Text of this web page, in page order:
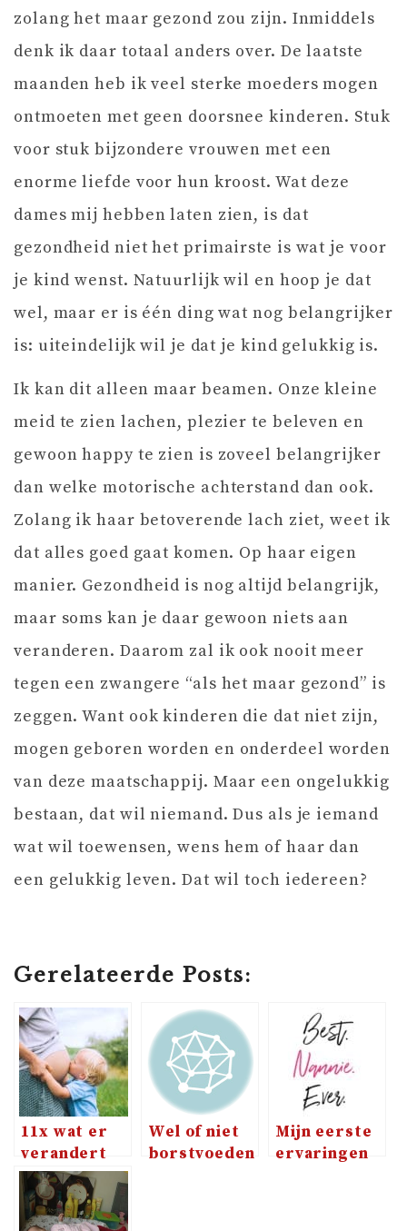
zolang het maar gezond zou zijn. Inmiddels
denk ik daar totaal anders over. De laatste
maanden heb ik veel sterke moeders mogen
ontmoeten met geen doorsnee kinderen. Stuk
voor stuk bijzondere vrouwen met een
enorme liefde voor hun kroost. Wat deze
dames mij hebben laten zien, is dat
gezondheid niet het primairste is wat je voor
je kind wenst. Natuurlijk wil en hoop je dat
wel, maar er is één ding wat nog belangrijker
is: uiteindelijk wil je dat je kind gelukkig is.
Ik kan dit alleen maar beamen. Onze kleine
meid te zien lachen, plezier te beleven en
gewoon happy te zien is zoveel belangrijker
dan welke motorische achterstand dan ook.
Zolang ik haar betoverende lach ziet, weet ik
dat alles goed gaat komen. Op haar eigen
manier. Gezondheid is nog altijd belangrijk,
maar soms kan je daar gewoon niets aan
veranderen. Daarom zal ik ook nooit meer
tegen een zwangere “als het maar gezond” is
zeggen. Want ook kinderen die dat niet zijn,
mogen geboren worden en onderdeel worden
van deze maatschappij. Maar een ongelukkig
bestaan, dat wil niemand. Dus als je iemand
wat wil toewensen, wens hem of haar dan
een gelukkig leven. Dat wil toch iedereen?
Gerelateerde Posts:
11x wat er
verandert
bij het
krijgen van
een tweede
Wel of niet
borstvoeden
Mijn eerste
ervaringen